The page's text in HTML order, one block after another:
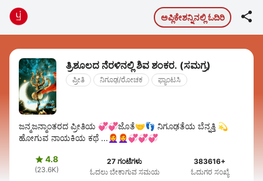
ಅಪ್ಲಿಕೇಶನ್ನಿನಲ್ಲಿ ಓದಿರಿ 
ತ್ರಿಶೂಲದ ನೆರಳಿನಲ್ಲಿ ಶಿವ ಶಂಕರ. (ಸಮಗ್ರ)
ಪ್ರೀತಿ ನಿಗೂಢ/ರೋಚಕ ಫ್ಯಾಂಟಸಿ
ಜನ್ಮಜನ್ಮಾಂತರದ ಪ್ರೀತಿಯ 💞💞ಜೊತೆ🤝👣 ನಿಗೂಢತೆಯ ಬೆನ್ನತ್ತಿ 💫
ಹೋಗುವ ನಾಯಕಿಯ ಕಥೆ ...👩‍🦰👩‍🦰💞💞💞
4.8
(23.6K)
27 ಗಂಟೆಗಳು
ಓದಲು ಬೇಕಾಗುವ ಸಮಯ
383616+
ಓದುಗರ ಸಂಖ್ಯೆ